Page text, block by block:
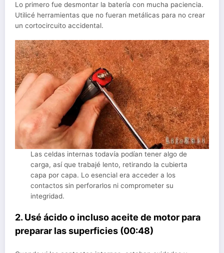
Lo primero fue desmontar la batería con mucha paciencia.
Utilicé herramientas que no fueran metálicas para no crear
un cortocircuito accidental.
Las celdas internas todavía podían tener algo de
carga, así que trabajé lento, retirando la cubierta
capa por capa. Lo esencial era acceder a los
contactos sin perforarlos ni comprometer su
integridad.
2. Usé ácido o incluso aceite de motor para
preparar las superficies (00:48)